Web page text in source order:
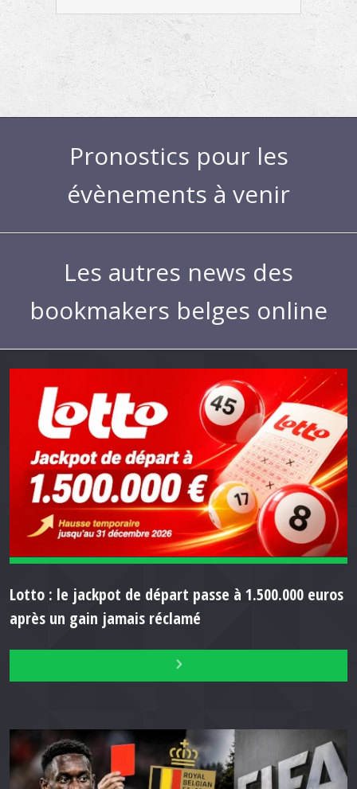
Pronostics pour les
évènements à venir
Les autres news des
bookmakers belges online
Lotto : le jackpot de départ passe à 1.500.000 euros
après un gain jamais réclamé